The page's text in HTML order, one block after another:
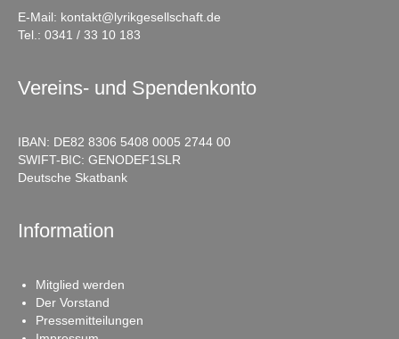
E-Mail: kontakt@lyrikgesellschaft.de
Tel.: 0341 / 33 10 183
Vereins- und Spendenkonto
IBAN: DE82 8306 5408 0005 2744 00
SWIFT-BIC: GENODEF1SLR
Deutsche Skatbank
Information
Mitglied werden
Der Vorstand
Pressemitteilungen